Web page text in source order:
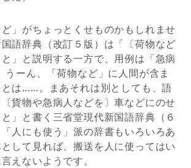
」がちょっとくせものかもしれませ
語辞典（改訂５版）は「〔荷物など
」と説明する一方で、用例は「急病
ーん、「荷物など」に人間が含ま
は……。まあそれは別としても、語
貨物や急病人などを〕車などにのせ
」と書く三省堂現代新国語辞典（６
人にも使う」派の辞書もいろいろあ
して見れば、搬送を人に使ってはい
えないようです。